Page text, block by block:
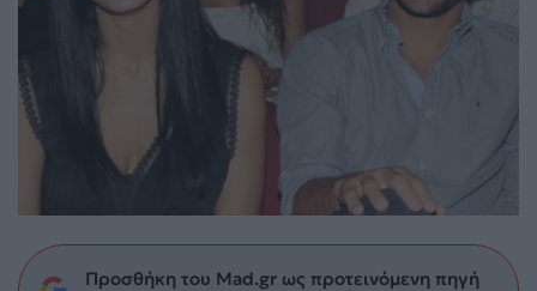
Προσθήκη του Mad.gr ως προτεινόμενη πηγή